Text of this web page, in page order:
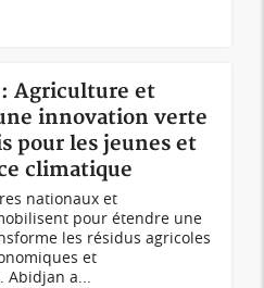
Agriculture et
innovation verte
pour les jeunes et
climatique
nationaux et
pour étendre une
les résidus agricoles
et
Abidjan a...